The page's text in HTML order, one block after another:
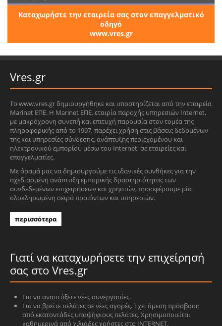
Καταχωρήστε την εταιρεία σας στον επαγγελματικό
οδηγό
www.vres.gr
Vres.gr
Το www.vres.gr δημιουργήθηκε και υποστηρίζεται από την εταιρεία
Marinet ΕΠΕ. Η Marinet ΕΠΕ, εταιρία παροχής υπηρεσιών Internet,
με μακρόχρονη συνεπή και επιτυχή παρουσία στον τομέα της
πληροφορικής από το 1997, παρέχει χρήση στις βάσεις δεδομένων
της και υπηρεσίες σύνδεσης, ανάπτυξης περιεχομένου και
ηλεκτρονικού εμπορίου μέσω του Internet, σε εταιρείες και
επαγγελματίες.
Με όραμά μας να δημιουργούμε τις ιδανικές συνθήκες για την
σχεδιασμένη ανάπτυξη εμπορικής δραστηριότητας των
συνδεδεμένων επιχειρήσεων και χρηστών, προσφέρουμε μία
ολοκληρωμένη σειρά προϊόντων και υπηρεσιών.
περισσότερα
Γιατί να καταχωρήσετε την επιχείρησή
σας στο Vres.gr
Για να αναπτύξετε νέες συνεργασίες.
Για να βρείτε πελάτες σε νέες αγορές. Έχει άμεση πρόσβαση
από εκατοντάδες υποψήφιους πελάτες. Χρησιμοποιείται
καθημερινά από χιλιάδες χρήστες στο INTERNET.